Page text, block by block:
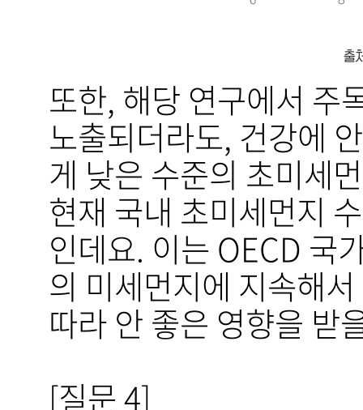
또한, 해당 연구에서 주
노출되더라도, 건강에
게 낮은 수준의 초미세
현재 국내 초미세먼지
인데요. 이는 OECD 국
의 미세먼지에 지속해
따라 안 좋은 영향을 받
[질문 4]